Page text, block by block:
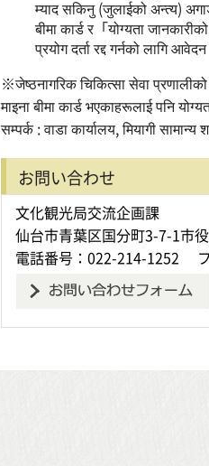
म्याद सकिनु (जुलाईको अन्त्य)
बीमा कार्ड र「योग्यता
प्रयोग दर्ता रद्द गर्नको लागि
※जेष्ठनागरिक चिकित्सा सेवा प्रणालीको
माइना बीमा कार्ड भएकाहरूलाई पनि
सम्पर्क : वाडा कार्यालय, मियागी
お問い合わせ
文化観光局交流企画課
仙台市青葉区国分町3-7-1市
電話番号：022-214-1252